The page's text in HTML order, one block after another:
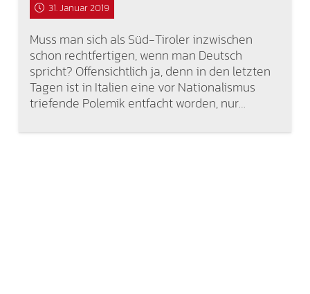
31. Januar 2019
Muss man sich als Süd-Tiroler inzwischen
schon rechtfertigen, wenn man Deutsch
spricht? Offensichtlich ja, denn in den letzten
Tagen ist in Italien eine vor Nationalismus
triefende Polemik entfacht worden, nur…